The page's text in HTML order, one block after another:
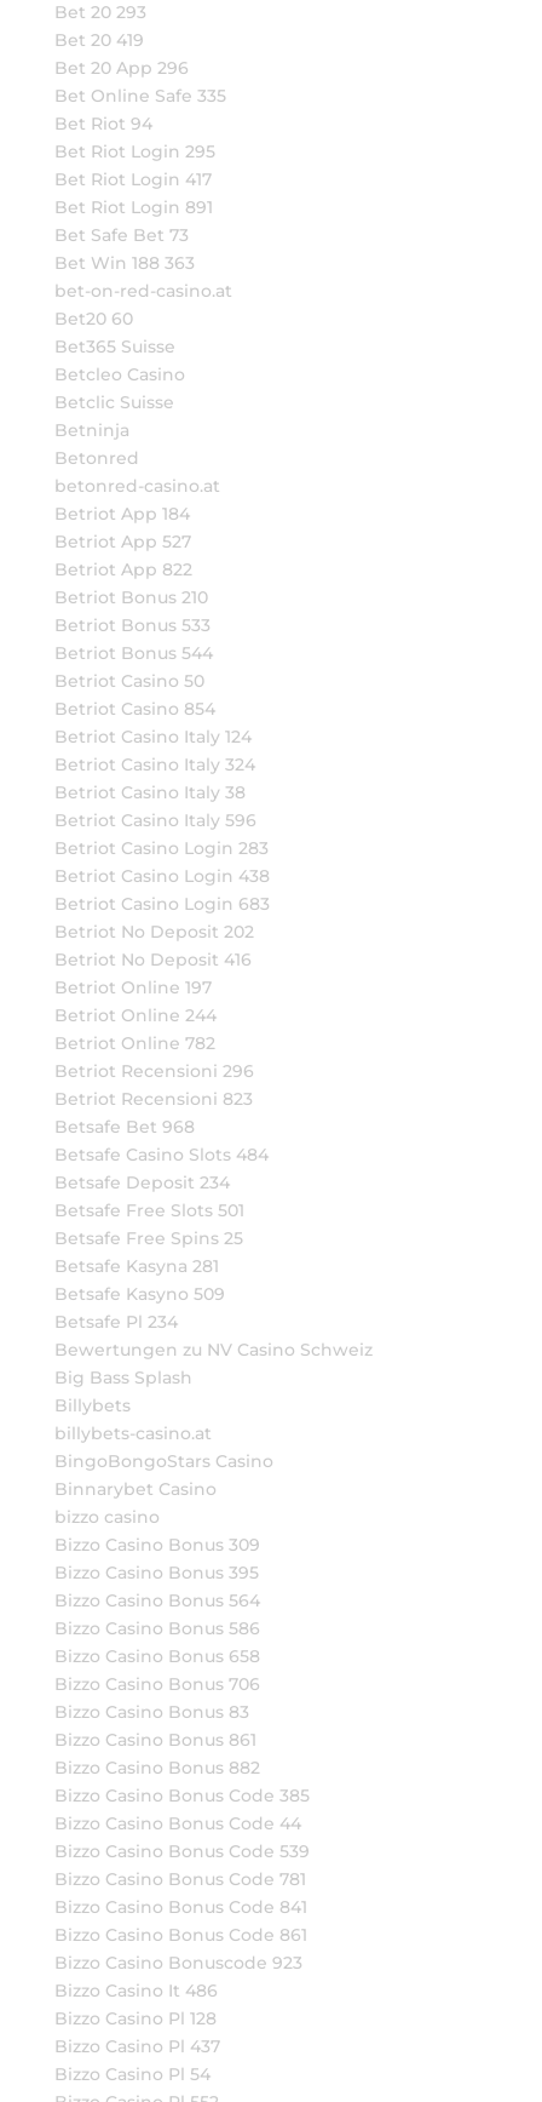
Bet 20 293
Bet 20 419
Bet 20 App 296
Bet Online Safe 335
Bet Riot 94
Bet Riot Login 295
Bet Riot Login 417
Bet Riot Login 891
Bet Safe Bet 73
Bet Win 188 363
bet-on-red-casino.at
Bet20 60
Bet365 Suisse
Betcleo Casino
Betclic Suisse
Betninja
Betonred
betonred-casino.at
Betriot App 184
Betriot App 527
Betriot App 822
Betriot Bonus 210
Betriot Bonus 533
Betriot Bonus 544
Betriot Casino 50
Betriot Casino 854
Betriot Casino Italy 124
Betriot Casino Italy 324
Betriot Casino Italy 38
Betriot Casino Italy 596
Betriot Casino Login 283
Betriot Casino Login 438
Betriot Casino Login 683
Betriot No Deposit 202
Betriot No Deposit 416
Betriot Online 197
Betriot Online 244
Betriot Online 782
Betriot Recensioni 296
Betriot Recensioni 823
Betsafe Bet 968
Betsafe Casino Slots 484
Betsafe Deposit 234
Betsafe Free Slots 501
Betsafe Free Spins 25
Betsafe Kasyna 281
Betsafe Kasyno 509
Betsafe Pl 234
Bewertungen zu NV Casino Schweiz
Big Bass Splash
Billybets
billybets-casino.at
BingoBongoStars Casino
Binnarybet Casino
bizzo casino
Bizzo Casino Bonus 309
Bizzo Casino Bonus 395
Bizzo Casino Bonus 564
Bizzo Casino Bonus 586
Bizzo Casino Bonus 658
Bizzo Casino Bonus 706
Bizzo Casino Bonus 83
Bizzo Casino Bonus 861
Bizzo Casino Bonus 882
Bizzo Casino Bonus Code 385
Bizzo Casino Bonus Code 44
Bizzo Casino Bonus Code 539
Bizzo Casino Bonus Code 781
Bizzo Casino Bonus Code 841
Bizzo Casino Bonus Code 861
Bizzo Casino Bonuscode 923
Bizzo Casino It 486
Bizzo Casino Pl 128
Bizzo Casino Pl 437
Bizzo Casino Pl 54